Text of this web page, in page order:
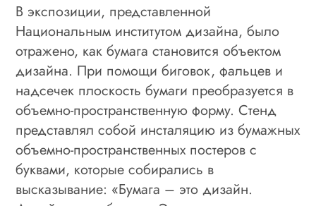
В экспозиции, представленной
Национальным институтом дизайна, было
отражено, как бумага становится объектом
дизайна. При помощи биговок, фальцев и
надсечек плоскость бумаги преобразуется в
объемно-пространственную форму. Стенд
представлял собой инсталяцию из бумажных
объемно-пространственных постеров с
буквами, которые собирались в
высказывание: «Бумага – это дизайн.